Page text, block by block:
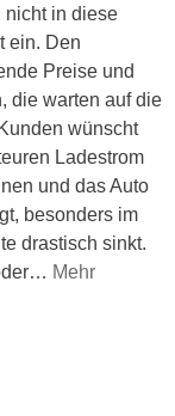
nicht in diese
ein. Den
Preise und
die warten auf die
wünscht
Ladestrom
und das Auto
besonders im
drastisch sinkt.
… Mehr